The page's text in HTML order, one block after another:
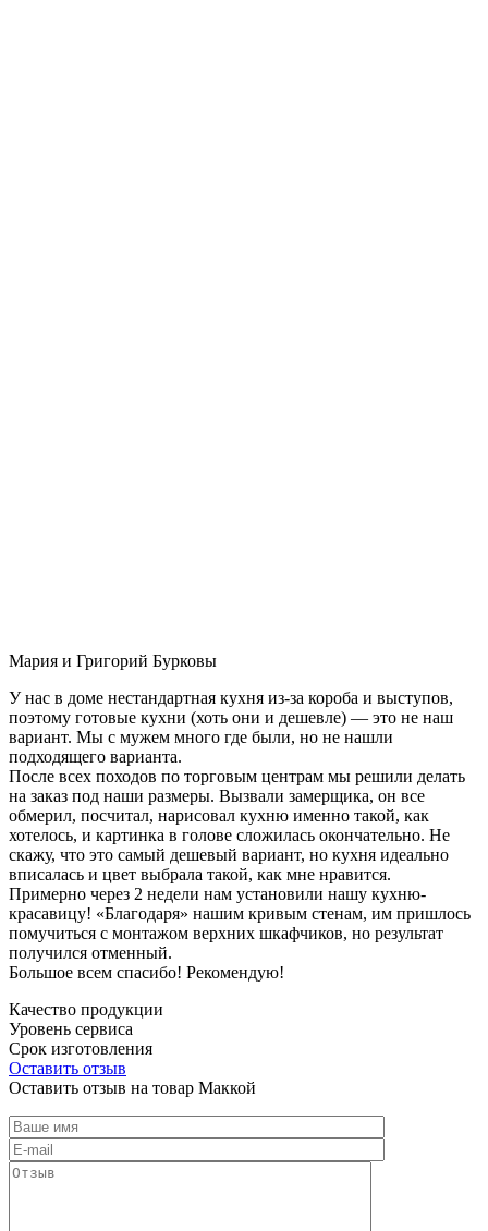
Мария и Григорий Бурковы
У нас в доме нестандартная кухня из-за короба и выступов,
поэтому готовые кухни (хоть они и дешевле) — это не наш
вариант. Мы с мужем много где были, но не нашли
подходящего варианта.
После всех походов по торговым центрам мы решили делать
на заказ под наши размеры. Вызвали замерщика, он все
обмерил, посчитал, нарисовал кухню именно такой, как
хотелось, и картинка в голове сложилась окончательно. Не
скажу, что это самый дешевый вариант, но кухня идеально
вписалась и цвет выбрала такой, как мне нравится.
Примерно через 2 недели нам установили нашу кухню-
красавицу! «Благодаря» нашим кривым стенам, им пришлось
помучиться с монтажом верхних шкафчиков, но результат
получился отменный.
Большое всем спасибо! Рекомендую!
Качество продукции
Уровень сервиса
Срок изготовления
Оставить отзыв
Оставить отзыв на товар Маккой